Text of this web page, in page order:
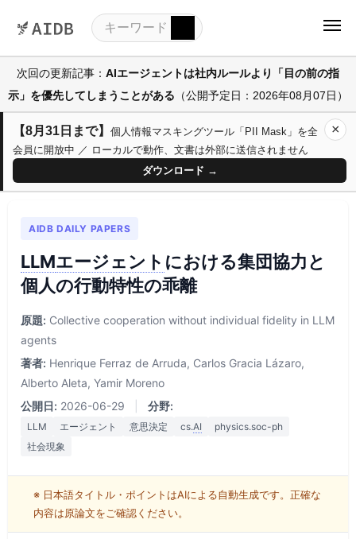
次回の更新記事： AIエージェントは社内ルールより「目の前の指
示」を優先してしまうことがある （公開予定日：2026年08月07日）
【8月31日まで】 個人情報マスキングツール「PII Mask」を全
会員に開放中 ／ ローカルで動作、文書は外部に送信されません
ダウンロード →
×
AIDB DAILY PAPERS
LLMエージェント における集団協力と
個人の行動特性の乖離
原題: Collective cooperation without individual fidelity in LLM
agents
著者: Henrique Ferraz de Arruda, Carlos Gracia Lázaro,
Alberto Aleta, Yamir Moreno
公開日: 2026-06-29 分野:
LLM エージェント 意思決定 cs.AI
physics.soc-ph
社会現象
※ 日本語タイトル・ポイントはAIによる自動生成です。正確な
内容は原論文をご確認ください。